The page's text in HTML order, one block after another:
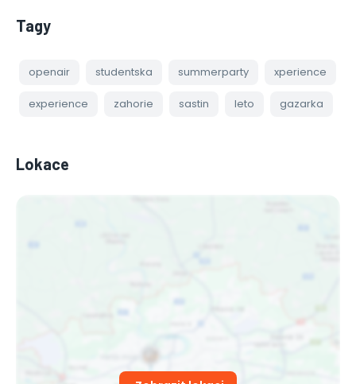
Tagy
openair studentska summerparty xperience
experience zahorie sastin leto gazarka
Lokace